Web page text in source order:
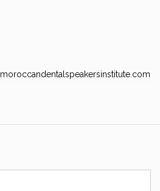
moroccandentalspeakersinstitute.com